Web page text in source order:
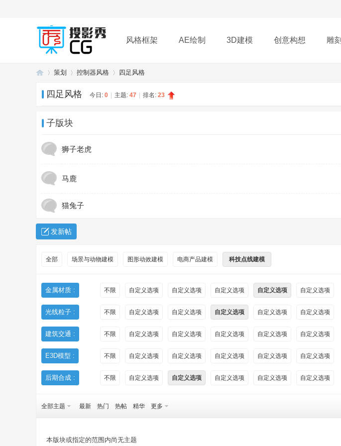
风格框架 AE绘制 3D建模 创意构想 雕刻
插件 帮助 下载
策划 控制器风格 四足风格
四足风格 今日: 0 主题: 47 排名: 23
子版块
狮子老虎
马鹿
猫兔子
发新帖
全部 场景与动物建模 图形动效建模 电商产品建模 科技点线建模
金属材质 : 不限 自定义选项 自定义选项 自定义选项 自定义选项 自定义选项
光线粒子 : 不限 自定义选项 自定义选项 自定义选项 自定义选项 自定义选项
建筑交通 : 不限 自定义选项 自定义选项 自定义选项 自定义选项 自定义选项
E3D模型 : 不限 自定义选项 自定义选项 自定义选项 自定义选项 自定义选项
后期合成 : 不限 自定义选项 自定义选项 自定义选项 自定义选项 自定义选项
全部主题 最新 热门 热帖 精华 更多
本版块或指定的范围内尚无主题